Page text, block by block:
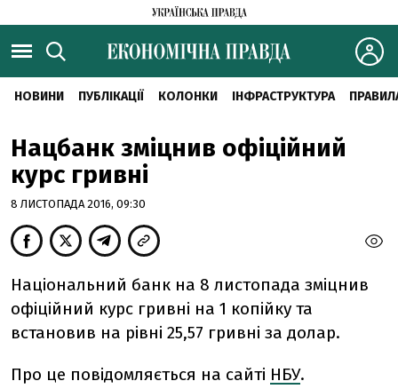
НОВИНИ ПУБЛІКАЦІЇ КОЛОНКИ ІНФРАСТРУКТУРА
Нацбанк зміцнив офіційний
курс гривні
8 ЛИСТОПАДА 2016, 09:30
Національний банк на 8 листопада зміцнив
офіційний курс гривні на 1 копійку та
встановив на рівні 25,57 гривні за долар.
Про це повідомляється на сайті НБУ.